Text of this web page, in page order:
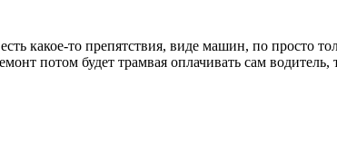
какое-то препятствия, виде машин, по просто
потом будет трамвая оплачивать сам